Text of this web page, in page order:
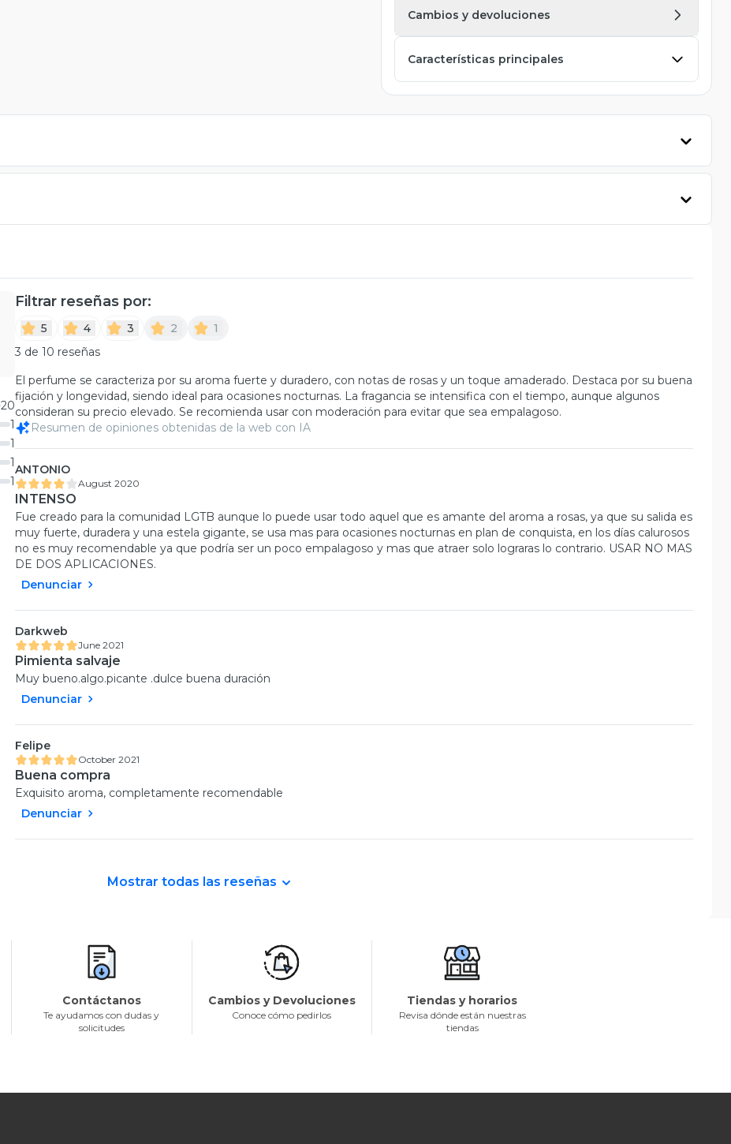
Cambios y devoluciones
Características principales
20
1
1
1
1
Filtrar reseñas por:
5 4 3 2
1
3 de 10 reseñas
El perfume se caracteriza por su aroma fuerte y duradero, con notas de rosas y un toque amaderado. Destaca por su buena
fijación y longevidad, siendo ideal para ocasiones nocturnas. La fragancia se intensifica con el tiempo, aunque algunos
consideran su precio elevado. Se recomienda usar con moderación para evitar que sea empalagoso.
Resumen de opiniones obtenidas de la web con IA
ANTONIO
August 2020
INTENSO
Fue creado para la comunidad LGTB aunque lo puede usar todo aquel que es amante del aroma a rosas, ya que su salida es
muy fuerte, duradera y una estela gigante, se usa mas para ocasiones nocturnas en plan de conquista, en los días calurosos
no es muy recomendable ya que podría ser un poco empalagoso y mas que atraer solo lograras lo contrario. USAR NO MAS
DE DOS APLICACIONES.
Denunciar
Darkweb
June 2021
Pimienta salvaje
Muy bueno.algo.picante .dulce buena duración
Denunciar
Felipe
October 2021
Buena compra
Exquisito aroma, completamente recomendable
Denunciar
Mostrar todas las reseñas
Contáctanos
Te ayudamos con dudas y
solicitudes
Cambios y Devoluciones
Conoce cómo pedirlos
Tiendas y horarios
Revisa dónde están nuestras
tiendas